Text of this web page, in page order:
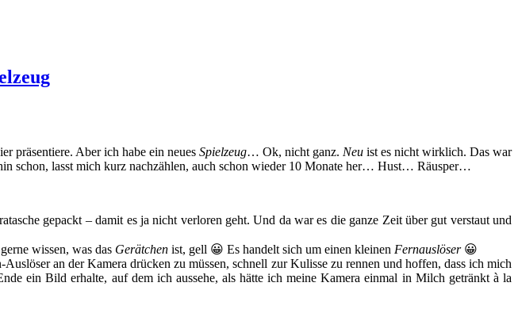
präsentiere. Aber ich habe ein neues Spielzeug… Ok, nicht ganz. Neuist es nicht wirklich. Das war
schon, lasst mich kurz nachzählen, auch schon wieder 10 Monate her… Hust… Räusper…
gepackt – damit es ja nicht verloren geht. Und da war es die ganze Zeit über gut verstaut und
wissen, was das Gerätchen ist, gell 😀 Es handelt sich um einen kleinen Fernauslöser😀
an der Kamera drücken zu müssen, schnell zur Kulisse zu rennen und hoffen, dass ich mich
ein Bild erhalte, auf dem ich aussehe, als hätte ich meine Kamera einmal in Milch getränkt à la